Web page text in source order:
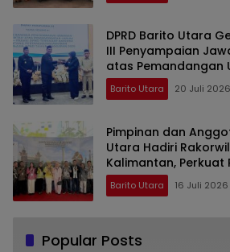
DPRD Barito Utara
III Penyampaian
atas Pemandangan
DPRD
Barito Utara 20 Juli 2026
Pimpinan dan
Utara Hadiri
Kalimantan, Perkuat
Revisi UU
Barito Utara 16 Juli 2026
Popular Posts